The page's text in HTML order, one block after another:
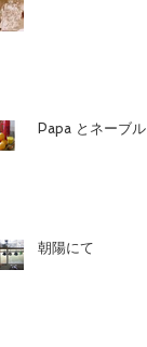
Papa とネーブル
朝陽にて